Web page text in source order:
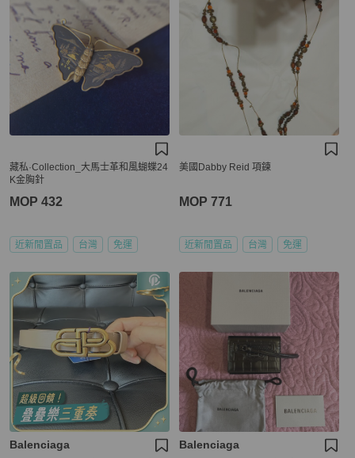
藏私·Collection_大馬士革和風蝴蝶24
K金胸針
MOP 432
近新閒置品 台灣 免運
美國Dabby Reid 項鍊
MOP 771
近新閒置品 台灣 免運
Balenciaga Balenciaga